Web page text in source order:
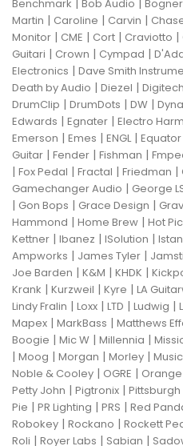
Benchmark | Bob Audio | Bogner
Martin | Caroline | Carvin |
Monitor | CME | Cort | Craviotto |
Guitari | Crown | Cympad |
Electronics | Dave Smith
Death by Audio | Diezel | Digitech
DrumClip | DrumDots | DW |
Edwards | Egnater | Electro
Emerson | Emes | ENGL| Equator
Guitar | Fender | Fishman |
| Fox Pedal | Fractal | Friedman |
Gamechanger Audio | George
| Gon Bops | Grace Design |
Hammond | Home Brew | Hot
Kettner | Ibanez | ISolution |
Ampworks | James Tyler |
Joe Barden | K&M | KHDK |
Krank | Kurzweil | Kyre | LA
Lindy Fralin | Loxx | LTD | Ludwig |
Mapex | MarkBass | Matthews
Boogie | Mic W | Millennia |
| Moog | Morgan | Morley |
Noble & Cooley | OGRE | Orange
Petty John | Pigtronix |
Pie | PR Lighting | PRS | Red
Robokey | Rockano | Rockett
Roli | Royer Labs | Sabian |